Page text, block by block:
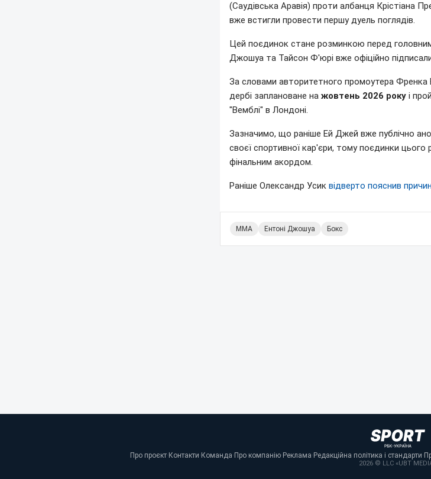
(Саудівська Аравія) проти албанця Крістіана
вже встигли провести першу дуель поглядів.
Цей поєдинок стане розминкою перед
Джошуа та Тайсон Ф'юрі вже офіційно
За словами авторитетного промоутера Френка
дербі заплановане на жовтень 2026 року і
"Вемблі" в Лондоні.
Зазначимо, що раніше Ей Джей вже публічно
своєї спортивної кар'єри, тому поєдинки
фінальним акордом.
Раніше Олександр Усик відверто пояснив
ММА Ентоні Джошуа Бокс
Про проєкт· Контакти· Команда· Про компанію· Реклама· Редакційна політика і стандарти·
2026 © LLC «UBT